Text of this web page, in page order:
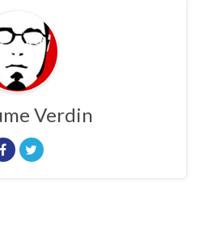
Verdin